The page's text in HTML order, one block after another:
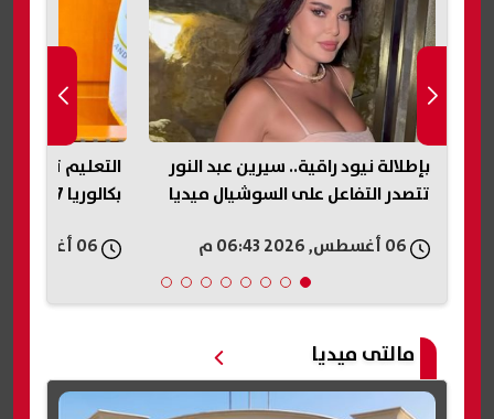
بإطلالة نيود راقية.. سيرين عبد النور
تتصدر التفاعل على السوشيال ميديا
بكالوريا 2027 قبل انطلاق الدراسة
مالتى ميديا